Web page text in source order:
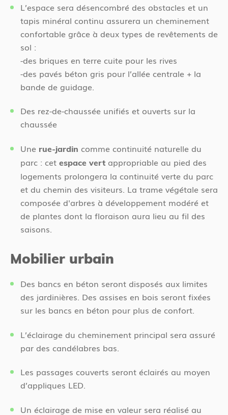
L’espace sera désencombré des obstacles et un
tapis minéral continu assurera un cheminement
confortable grâce à deux types de revêtements de
sol :
-des briques en terre cuite pour les rives
-des pavés béton gris pour l’allée centrale + la
bande de guidage.
Des rez-de-chaussée unifiés et ouverts sur la
chaussée
Une rue-jardin comme continuité naturelle du
parc : cet espace vert appropriable au pied des
logements prolongera la continuité verte du parc
et du chemin des visiteurs. La trame végétale sera
composée d'arbres à développement modéré et
de plantes dont la floraison aura lieu au fil des
saisons.
Mobilier urbain
Des bancs en béton seront disposés aux limites
des jardinières. Des assises en bois seront fixées
sur les bancs en béton pour plus de confort.
L’éclairage du cheminement principal sera assuré
par des candélabres bas.
Les passages couverts seront éclairés au moyen
d’appliques LED.
Un éclairage de mise en valeur sera réalisé au